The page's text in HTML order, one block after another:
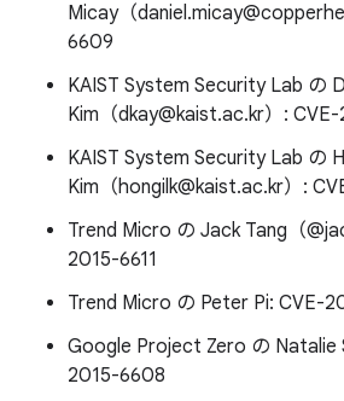
Micay（
6609
KAIST System Security Lab の
Kim（dkay@kaist.ac.kr）:
KAIST System Security Lab の
Kim（hongilk@kaist.ac.kr）:
Trend Micro の Jack Tang（
2015-6611
Trend Micro の Peter Pi: CVE-
Google Project Zero の Natalie
2015-6608